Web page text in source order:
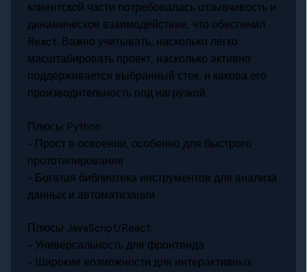
клиентской части потребовалась отзывчивость и
динамическое взаимодействие, что обеспечил
React. Важно учитывать, насколько легко
масштабировать проект, насколько активно
поддерживается выбранный стек, и какова его
производительность под нагрузкой.
Плюсы Python:
- Прост в освоении, особенно для быстрого
прототипирования
- Богатая библиотека инструментов для анализа
данных и автоматизации
Плюсы JavaScript/React:
- Универсальность для фронтенда
- Широкие возможности для интерактивных